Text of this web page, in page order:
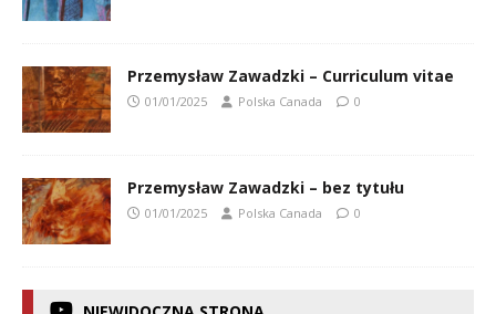
Przemysław Zawadzki – Curriculum vitae
01/01/2025 Polska Canada 0
Przemysław Zawadzki – bez tytułu
01/01/2025 Polska Canada 0